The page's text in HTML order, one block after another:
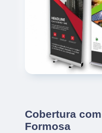
Cobertura
Formosa